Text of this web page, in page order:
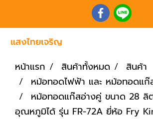
หน้าแรก สินค้าทั้งหมด
สินค้า
หม้อทอดไฟฟ้า และ หม้อทอดแก๊
หม้อทอดแก๊สอ่างคู่ ขนาด 28 ลิ
อุณหภูมิได้ รุ่น FR-72A ยี่ห้อ Fry